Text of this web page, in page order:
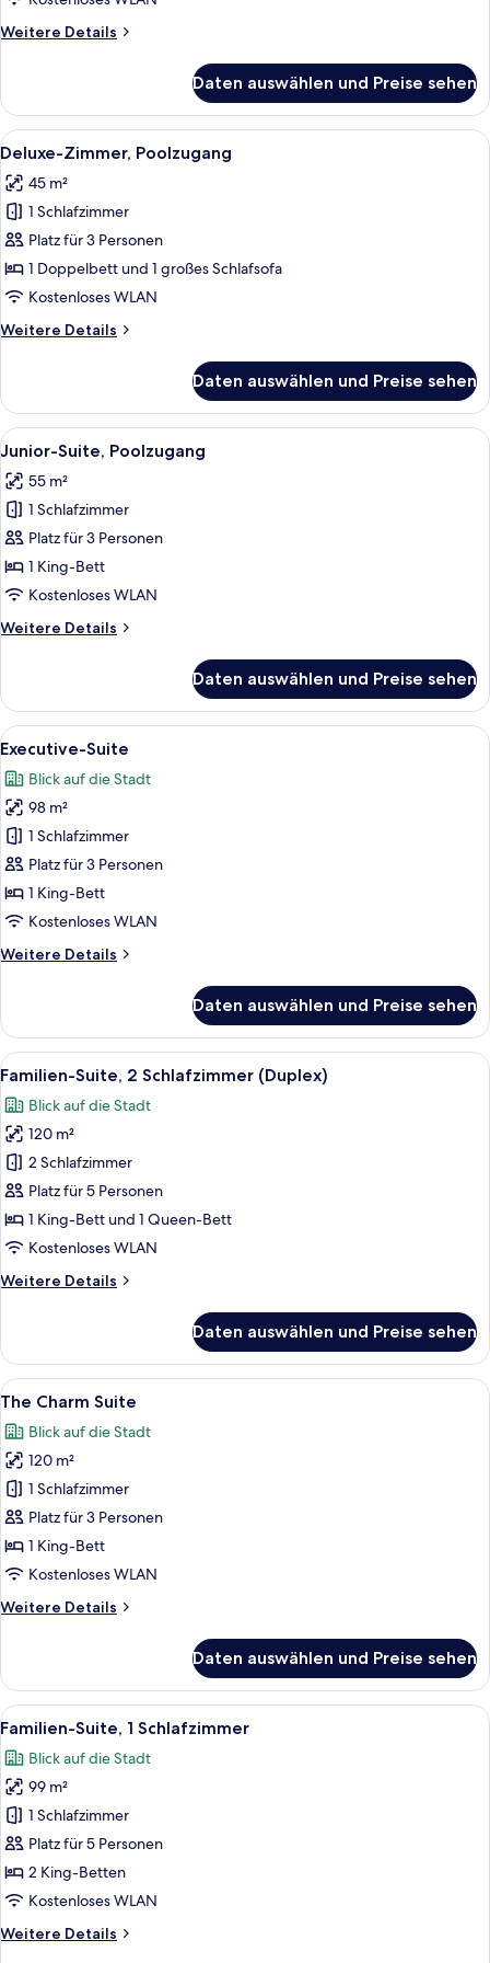
Weitere Details
Weitere
Suite
Daten auswählen und Preise sehen
Alle
Fotos
für
Deluxe-
Zimmer,
Poolzugang
anzeigen
Ein modernes Hotelzimmer mit
7
Deluxe-Zimmer, Poolzugang
45 m²
1 Schlafzimmer
Platz für 3 Personen
1 Doppelbett und 1 großes Schlafsofa
Kostenloses WLAN
Weitere Details
Weitere
Zimmer,
Poolzugang
Daten auswählen und Preise sehen
Alle
Fotos
für
Junior-
Suite,
Poolzugang
anzeigen
Ein modernes Hotelzimmer mit
14
Junior-Suite, Poolzugang
55 m²
1 Schlafzimmer
Platz für 3 Personen
1 King-Bett
Kostenloses WLAN
Weitere Details
Weitere
Suite,
Poolzugang
Daten auswählen und Preise sehen
Alle
Fotos
für
Executive-
Suite
anzeigen
Ein modernes Hotelzimmer mit
6
Executive-Suite
Blick auf die Stadt
98 m²
1 Schlafzimmer
Platz für 3 Personen
1 King-Bett
Kostenloses WLAN
Weitere Details
Weitere
Suite
Daten auswählen und Preise sehen
Alle
Fotos
für
Familien-
Suite,
2 Schlafzimmer
(Duplex)
anzeigen
Ein modernes Hotelzimmer mit
9
Familien-Suite, 2 Schlafzimmer (Duplex)
Blick auf die Stadt
120 m²
2 Schlafzimmer
Platz für 5 Personen
1 King-Bett und 1 Queen-Bett
Kostenloses WLAN
Weitere Details
Weitere
Suite,
2 Schlafzimmer
(Duplex)
Daten auswählen und Preise sehen
Alle
Fotos
für
The
Charm
Suite
anzeigen
Ein Hotelzimmer mit einem großen
7
The Charm Suite
Blick auf die Stadt
120 m²
1 Schlafzimmer
Platz für 3 Personen
1 King-Bett
Kostenloses WLAN
Weitere Details
Weitere
Charm
Suite
Daten auswählen und Preise sehen
Alle
Fotos
für
Familien-
Suite,
1
Schlafzimmer
anzeigen
Ein Hotelzimmer mit zwei Betten,
10
Familien-Suite, 1 Schlafzimmer
Blick auf die Stadt
99 m²
1 Schlafzimmer
Platz für 5 Personen
2 King-Betten
Kostenloses WLAN
Weitere Details
Weitere